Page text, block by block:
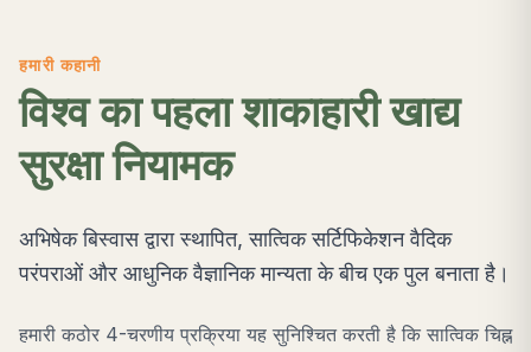
हमारी कहानी
विश्व का पहला शाकाहारी खाद्य
सुरक्षा नियामक
अभिषेक बिस्वास द्वारा स्थापित, सात्विक सर्टिफिकेशन वैदिक
परंपराओं और आधुनिक वैज्ञानिक मान्यता के बीच एक पुल बनाता है।
हमारी कठोर 4-चरणीय प्रक्रिया यह सुनिश्चित करती है कि सात्विक चिह्न